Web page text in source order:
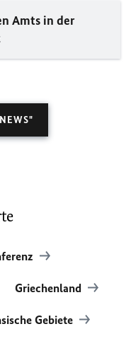
Amts in der
Griechenland
Gebiete